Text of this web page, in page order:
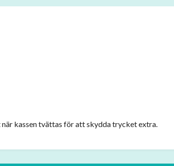
kassen tvättas för att skydda trycket extra.